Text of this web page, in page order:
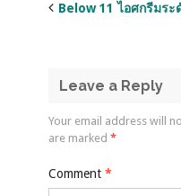
Below 11 ไอศกรีมร
Leave a Reply
Your email address will
are marked *
Comment *